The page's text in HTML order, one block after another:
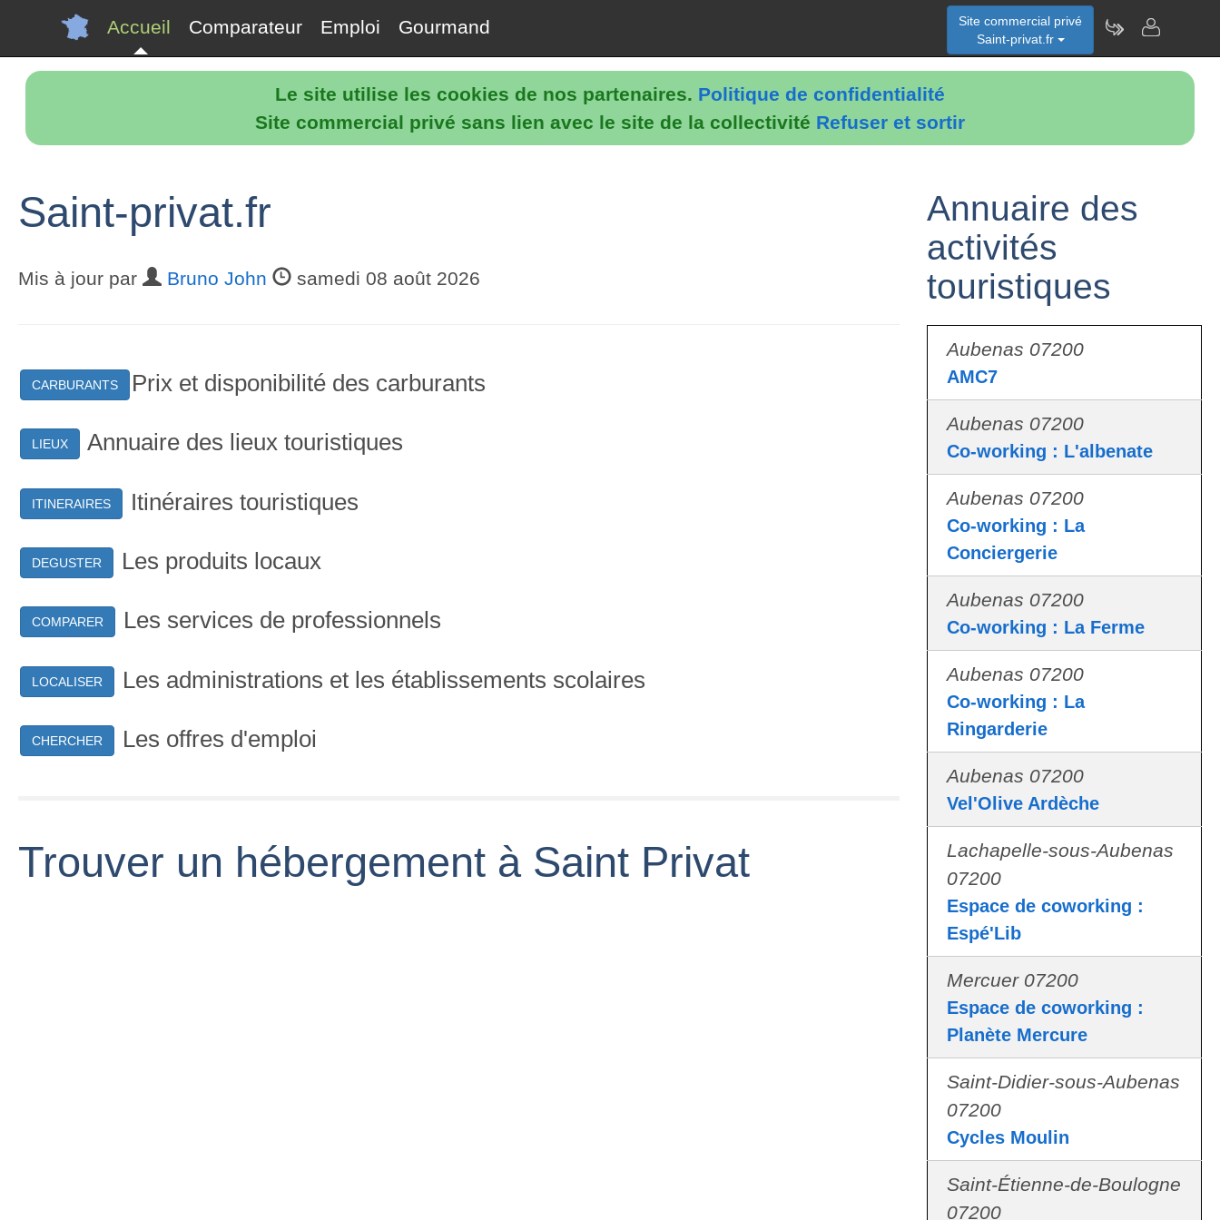
Le site utilise les cookies de nos partenaires. Politique de confidentialité
Site commercial privé sans lien avec le site de la collectivité Refuser et sortir
Accueil Comparateur Emploi Gourmand
Site commercial privé
Saint-privat.fr
Saint-privat.fr
Mis à jour par Bruno John samedi 08 août 2026
CARBURANTS Prix et disponibilité des carburants
LIEUX Annuaire des lieux touristiques
ITINERAIRES Itinéraires touristiques
DEGUSTER Les produits locaux
COMPARER Les services de professionnels
LOCALISER Les administrations et les établissements scolaires
CHERCHER Les offres d'emploi
Trouver un hébergement à Saint Privat
Annuaire des
activités
touristiques
Aubenas 07200
AMC7
Aubenas 07200
Co-working : L'albenate
Aubenas 07200
Co-working : La
Conciergerie
Aubenas 07200
Co-working : La Ferme
Aubenas 07200
Co-working : La
Ringarderie
Aubenas 07200
Vel'Olive Ardèche
Lachapelle-sous-Aubenas
07200
Espace de coworking :
Espé'Lib
Mercuer 07200
Espace de coworking :
Planète Mercure
Saint-Didier-sous-Aubenas
07200
Cycles Moulin
Saint-Étienne-de-Boulogne
07200